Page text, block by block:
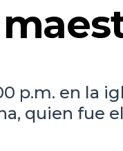
p.m. en la
quien fue